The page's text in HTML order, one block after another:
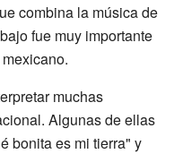
combina la música de
fue muy importante
muchas
Algunas de ellas
bonita es mi tierra" y